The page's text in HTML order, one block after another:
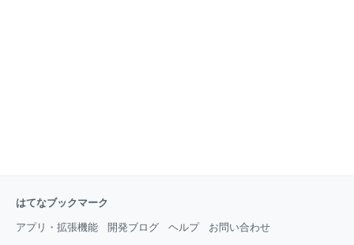
はてなブックマーク
アプリ・拡張機能 開発ブログ ヘルプ お問い合わせ